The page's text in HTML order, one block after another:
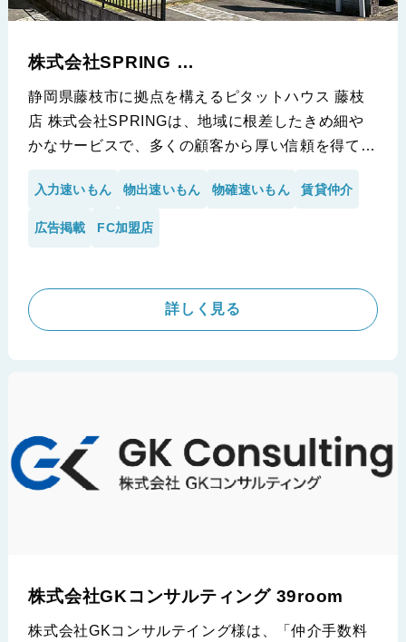
株式会社SPRING
(ピタットハウス 藤枝店)
静岡県藤枝市に拠点を構えるピタットハウス 藤枝
店 株式会社SPRINGは、地域に根差したきめ細や
かなサービスで、多くの顧客から厚い信頼を得てい
効率化と顧客満足度のさらなる向上を目指し、「速
いもん」シリーズの導入に至りました。今回は、株
た。
入力速いもん 物出速いもん 物確速いもん 賃貸仲介
広告掲載 FC加盟店
詳しく見る
株式会社GKコンサルティング 39room
株式会社GKコンサルテイング様は、「仲介手数料